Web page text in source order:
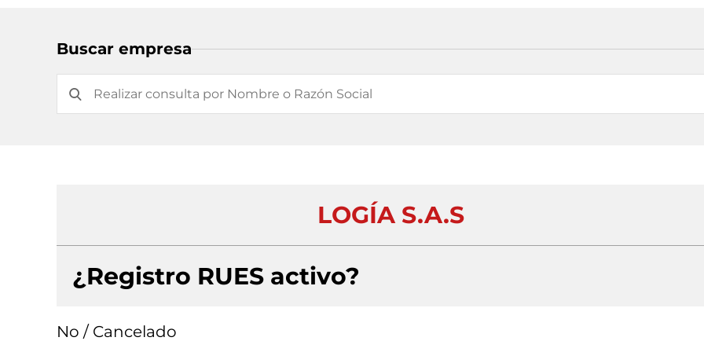
Buscar empresa
LOGÍA S.A.S
¿Registro RUES activo?
No / Cancelado